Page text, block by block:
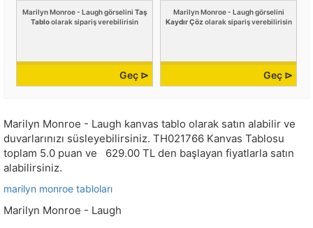
Marilyn Monroe - Laugh görselini Taş
Tabloolarak sipariş verebilirisin
Geç ⊳
Marilyn Monroe - Laugh görselini
Kaydır Çöz olarak sipariş verebilirisin
Geç ⊳
Marilyn Monroe - Laugh kanvas tablo olarak satın alabilir ve
duvarlarınızı süsleyebilirsiniz. TH021766 Kanvas Tablosu
toplam 5.0 puan ve 629.00 TL den başlayan fiyatlarla satın
alabilirsiniz.
marilyn monroe tabloları
Marilyn Monroe - Laugh